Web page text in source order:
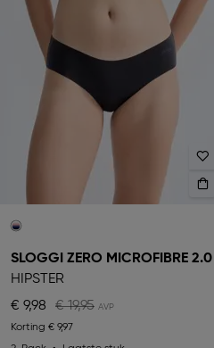
SLOGGI ZERO MICROFIBRE 2.0
HIPSTER
€ 9,98
€ 19,95
Korting € 9,97